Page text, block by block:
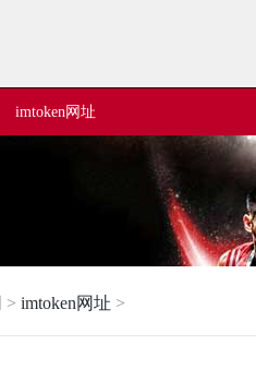
imtoken网址
> imtoken网址 >